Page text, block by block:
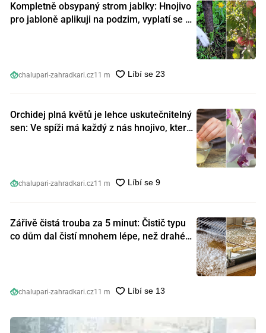
Kompletně obsypaný strom jablky: Hnojivo
pro jabloně aplikuji na podzim, vyplatí se s
chalupari-zahradkari.cz11 m
Orchidej plná květů je lehce uskutečnitelný
sen: Ve spíži má každý z nás hnojivo, které
chalupari-zahradkari.cz11 m
Zářivě čistá trouba za 5 minut: Čistič typu
co dům dal čistí mnohem lépe, než drahé
chalupari-zahradkari.cz11 m